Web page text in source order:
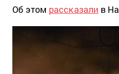
Об этом рассказали в